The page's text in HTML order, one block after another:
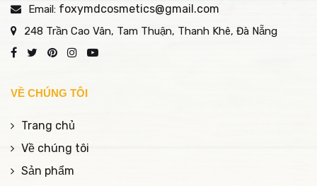
Email: foxymdcosmetics@gmail.com
248 Trần Cao Vân, Tam Thuận, Thanh Khê, Đà Nẵng
VỀ CHÚNG TÔI
Trang chủ
Về chúng tôi
Sản phẩm